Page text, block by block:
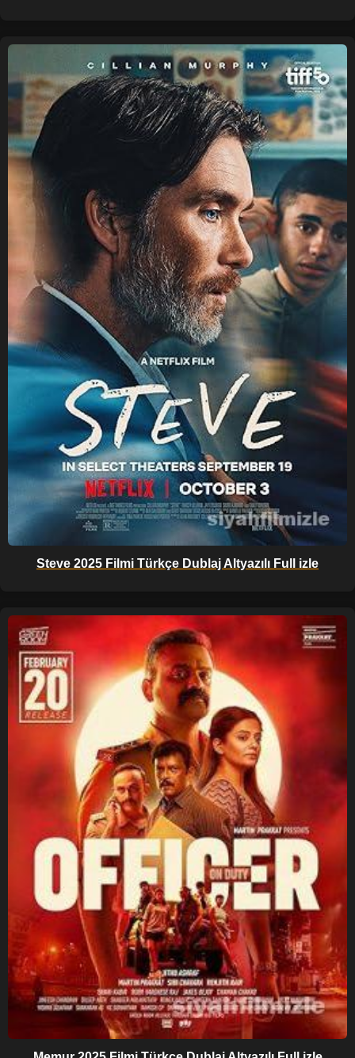
Steve 2025 Filmi Türkçe Dublaj Altyazılı Full izle